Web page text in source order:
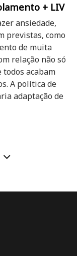
+ LIV
ansiedade,
previstas, como
de muita
relação não só
acabam
A política de
adaptação de